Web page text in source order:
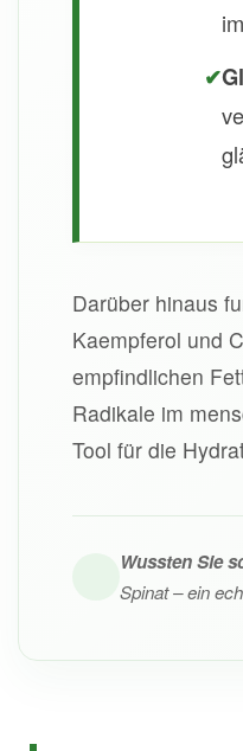
✔
Darüber hinaus
Kaempferol und
empfindlichen
Radikale im
Tool für die
Wussten Sie
Spinat – ein